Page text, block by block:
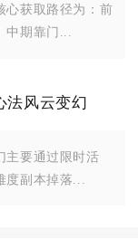
心获取路径为：前
期靠门...
法风云变幻
主要通过限时活
副本掉落...